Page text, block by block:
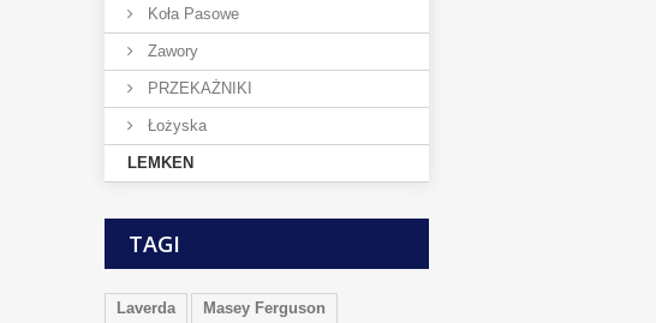
Koła Pasowe
Zawory
PRZEKAŻNIKI
Łożyska
LEMKEN
TAGI
Laverda
Masey Ferguson